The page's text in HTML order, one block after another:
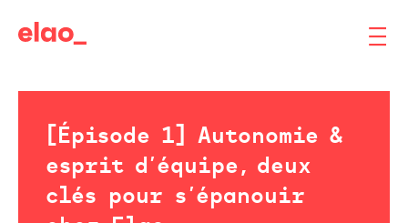
[Épisode 1] Autonomie &
esprit d’équipe, deux
clés pour s’épanouir